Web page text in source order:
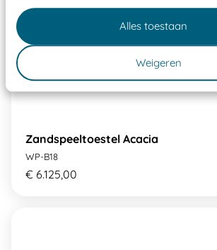
Alles toestaan
Weigeren
Zandspeeltoestel Acacia
WP-B18
€ 6.125,00